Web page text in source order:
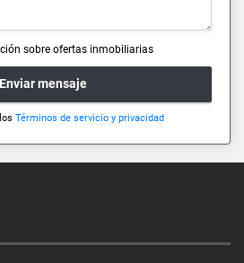
sobre ofertas inmobiliarias
Enviar mensaje
Términos de servicio y privacidad